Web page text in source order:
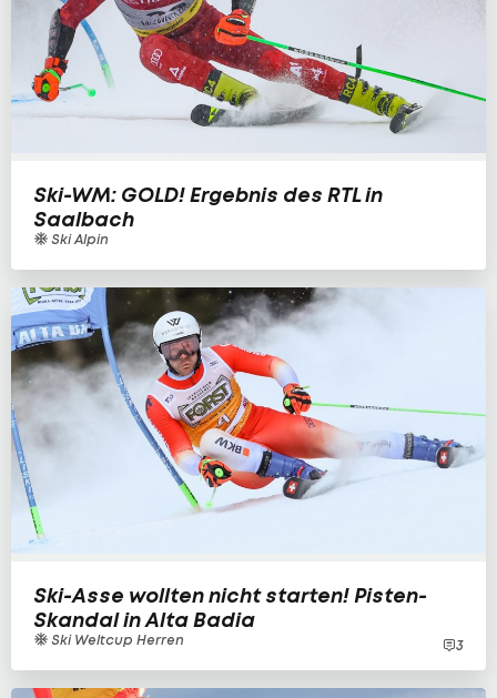
Ski-WM: GOLD! Ergebnis des RTL in
Saalbach
Ski Alpin
Ski-Asse wollten nicht starten! Pisten-
Skandal in Alta Badia
Ski Weltcup Herren 3